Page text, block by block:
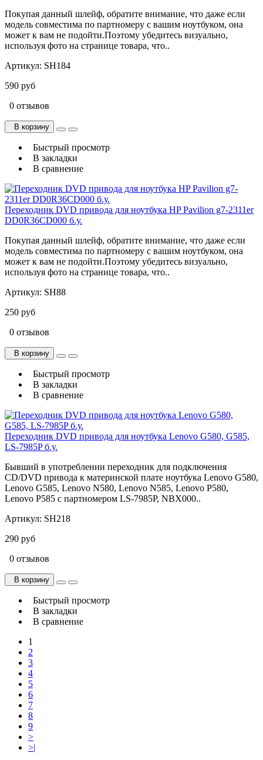
Покупая данный шлейф, обратите внимание, что даже если
модель совместима по партномеру с вашим ноутбуком, она
может к вам не подойти.Поэтому убедитесь визуально,
используя фото на странице товара, что..
Артикул: SH184
590 руб
0 отзывов
В корзину
Быстрый просмотр
В закладки
В сравнение
Переходник DVD привода для ноутбука HP Pavilion g7-2311er
DD0R36CD000 б.у.
Покупая данный шлейф, обратите внимание, что даже если
модель совместима по партномеру с вашим ноутбуком, она
может к вам не подойти.Поэтому убедитесь визуально,
используя фото на странице товара, что..
Артикул: SH88
250 руб
0 отзывов
В корзину
Быстрый просмотр
В закладки
В сравнение
Переходник DVD привода для ноутбука Lenovo G580, G585,
LS-7985P б.у.
Бывший в употреблении переходник для подключения
CD/DVD привода к материнской плате ноутбука Lenovo G580,
Lenovo G585, Lenovo N580, Lenovo N585, Lenovo P580,
Lenovo P585 с партномером LS-7985P, NBX000..
Артикул: SH218
290 руб
0 отзывов
В корзину
Быстрый просмотр
В закладки
В сравнение
1
2
3
4
5
6
7
8
9
>
>|